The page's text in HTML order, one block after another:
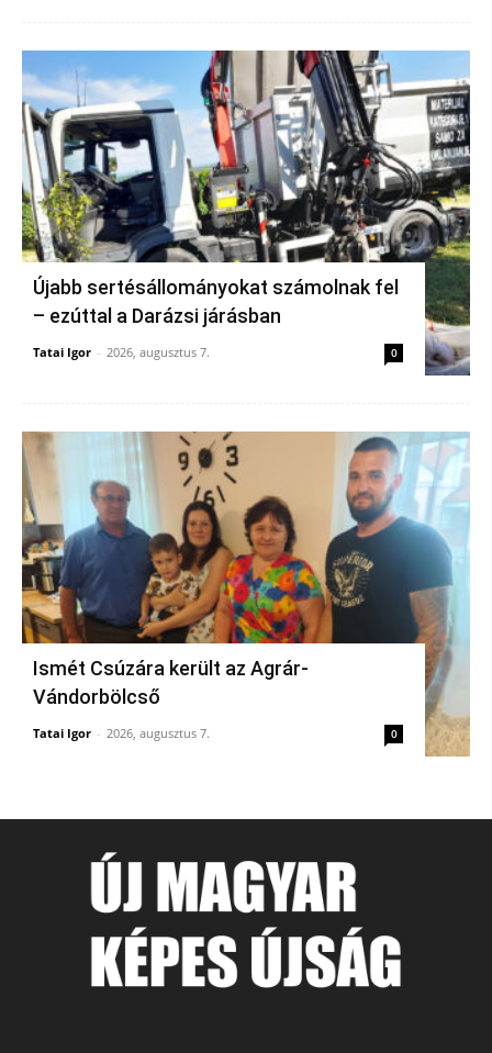
Újabb sertésállományokat számolnak fel
– ezúttal a Darázsi járásban
Tatai Igor - 2026, augusztus 7. 0
Ismét Csúzára került az Agrár-
Vándorbölcső
Tatai Igor - 2026, augusztus 7. 0